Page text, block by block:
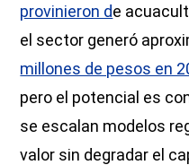
provinieron de
el sector generó
millones de pesos en
pero el potencial es
se escalan modelos
valor sin degradar el